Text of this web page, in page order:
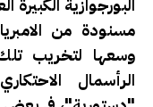
البورجوازية
مسنودة من
وسعها لتخريب
الرأسمال